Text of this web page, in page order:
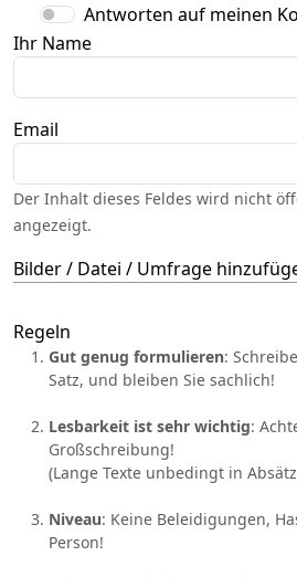
Antworten auf meinen
Ihr Name
Email
Der Inhalt dieses Feldes wird nicht
angezeigt.
Bilder / Datei / Umfrage
Regeln
Gut genug formulieren:
Satz, und bleiben Sie sachlich!
Lesbarkeit ist sehr wichtig:
Großschreibung!
(Lange Texte unbedingt in
Niveau: Keine Beleidigungen,
Person!